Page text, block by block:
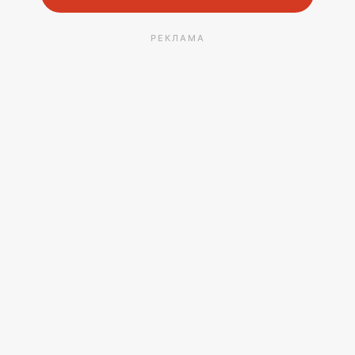
РЕКЛАМА